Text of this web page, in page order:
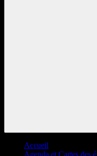
Accueil
Agenda et Cartes des